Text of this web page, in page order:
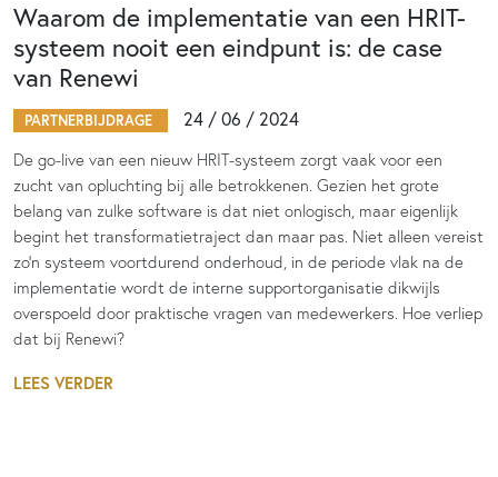
Waarom de implementatie van een HRIT-
systeem nooit een eindpunt is: de case
van Renewi
PARTNERBIJDRAGE 24 / 06 / 2024
De go-live van een nieuw HRIT-systeem zorgt vaak voor een
zucht van opluchting bij alle betrokkenen. Gezien het grote
belang van zulke software is dat niet onlogisch, maar eigenlijk
begint het transformatietraject dan maar pas. Niet alleen vereist
zo’n systeem voortdurend onderhoud, in de periode vlak na de
implementatie wordt de interne supportorganisatie dikwijls
overspoeld door praktische vragen van medewerkers. Hoe verliep
dat bij Renewi?
LEES VERDER